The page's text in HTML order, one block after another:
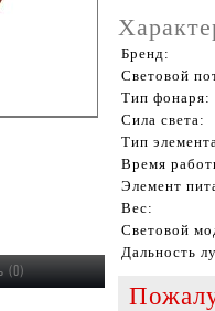
(0)
Бренд:
Световой
Тип фонаря:
Сила света:
Тип
Время
Элемент
Вес:
Световой
Дальность